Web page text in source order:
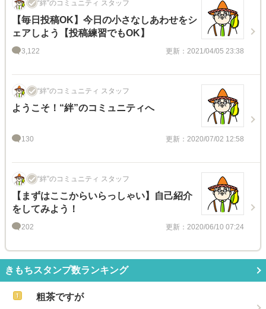
“絆”のコミュニティ スタッフ
【毎日投稿OK】今日の小さなしあわせをシ
ェアしよう【投稿練習でもOK】
3,122 更新：2021/04/05 23:38
“絆”のコミュニティ スタッフ
ようこそ！“絆”のコミュニティへ
130 更新：2020/07/02 12:58
“絆”のコミュニティ スタッフ
【まずはここからいらっしゃい】自己紹介
をしてみよう！
202 更新：2020/06/10 07:24
きもちスタンプ数ランキング
粗茶ですが